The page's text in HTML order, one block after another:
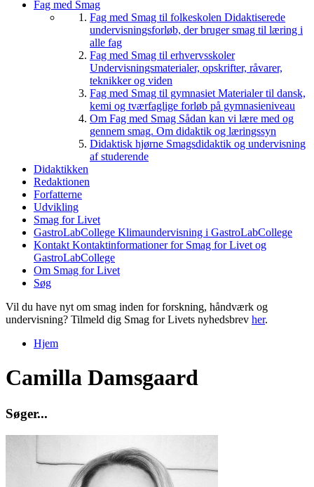
Fag med Smag
Fag med Smag til folkeskolen Didaktiserede
undervisningsforløb, der bruger smag til læring i
alle fag
Fag med Smag til erhvervsskoler
Undervisningsmaterialer, opskrifter, råvarer,
teknikker og viden
Fag med Smag til gymnasiet Materialer til dansk,
kemi og tværfaglige forløb på gymnasieniveau
Om Fag med Smag Sådan kan vi lære med og
gennem smag. Om didaktik og læringssyn
Didaktisk hjørne Smagsdidaktik og undervisning
af studerende
Didaktikken
Redaktionen
Forfatterne
Udvikling
Smag for Livet
GastroLabCollege Klimaundervisning i GastroLabCollege
Kontakt Kontaktinformationer for Smag for Livet og
GastroLabCollege
Om Smag for Livet
Søg
Vil du have nyt om smag inden for forskning, håndværk og
undervisning? Tilmeld dig Smag for Livets nyhedsbrev her.
Hjem
Camilla Damsgaard
Søger...